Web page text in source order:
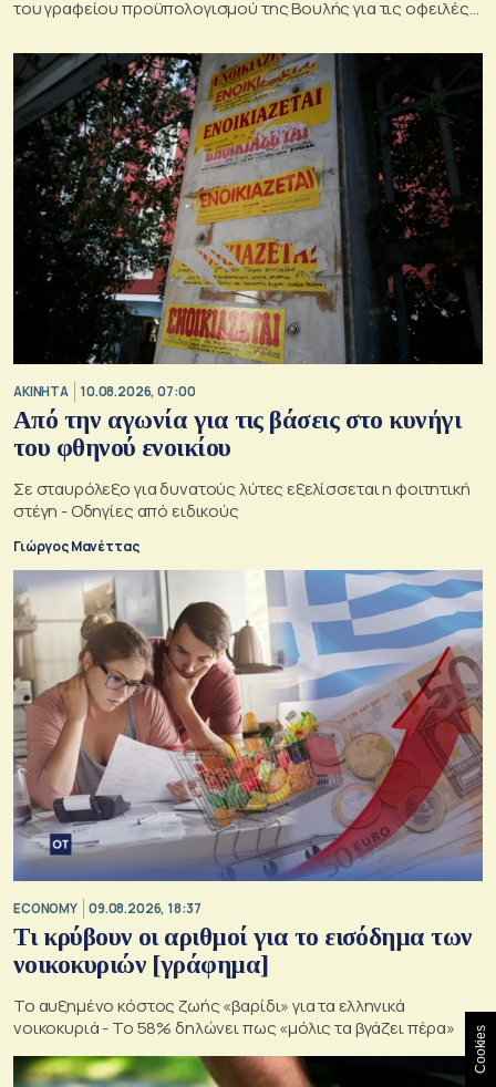
του γραφείου προϋπολογισμού της Βουλής για τις οφειλές
ΑΚΙΝΗΤΑ 10.08.2026, 07:00
Από την αγωνία για τις βάσεις στο κυνήγι
του φθηνού ενοικίου
Σε σταυρόλεξο για δυνατούς λύτες εξελίσσεται η φοιτητική
στέγη - Οδηγίες από ειδικούς
Γιώργος Μανέττας
ECONOMY 09.08.2026, 18:37
Τι κρύβουν οι αριθμοί για το εισόδημα των
νοικοκυριών [γράφημα]
Το αυξημένο κόστος ζωής «βαρίδι» για τα ελληνικά
νοικοκυριά - Το 58% δηλώνει πως «μόλις τα βγάζει πέρα»
Cookies